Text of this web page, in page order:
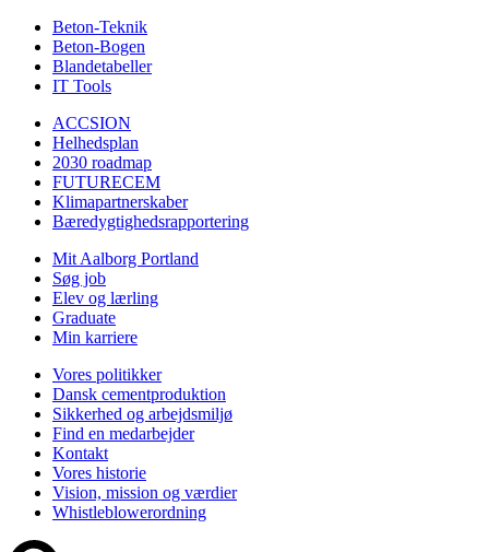
Beton-Teknik
Beton-Bogen
Blandetabeller
IT Tools
ACCSION
Helhedsplan
2030 roadmap
FUTURECEM
Klimapartnerskaber
Bæredygtighedsrapportering
Mit Aalborg Portland
Søg job
Elev og lærling
Graduate
Min karriere
Vores politikker
Dansk cementproduktion
Sikkerhed og arbejdsmiljø
Find en medarbejder
Kontakt
Vores historie
Vision, mission og værdier
Whistleblowerordning